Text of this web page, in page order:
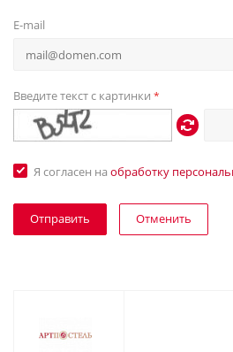
E-mail
Введите текст с картинки *
Я согласен на обработку
Отменить